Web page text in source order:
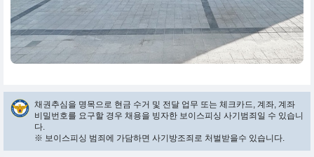
채권추심을 명목으로 현금 수거 및 전달 업무 또는 체크카드, 계좌, 계좌
비밀번호를 요구할 경우 채용을 빙자한 보이스피싱 사기범죄일 수 있습니
다.
※ 보이스피싱 범죄에 가담하면 사기방조죄로 처벌받을수 있습니다.